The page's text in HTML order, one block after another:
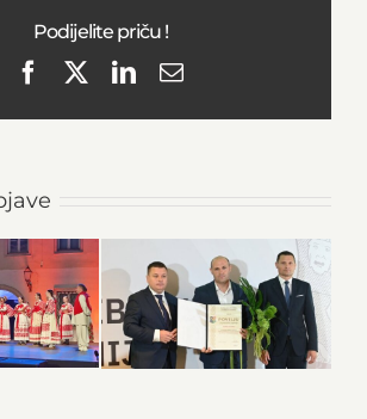
Podijelite priču !
FacebookLinkedIn
Email